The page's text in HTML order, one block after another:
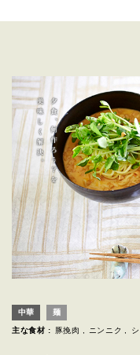
中華 麺
主な食材 : 豚挽肉 ニンニク